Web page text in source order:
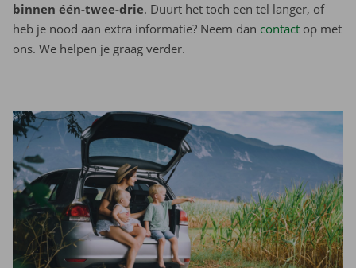
binnen één-twee-drie. Duurt het toch een tel langer, of
heb je nood aan extra informatie? Neem dan contact op met
ons. We helpen je graag verder.